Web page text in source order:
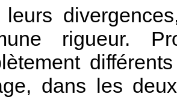
leurs
rigueur.
dans les